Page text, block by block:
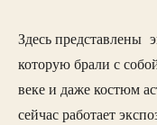
Здесь представлены
которую брали с
веке и даже костюм
сейчас работает